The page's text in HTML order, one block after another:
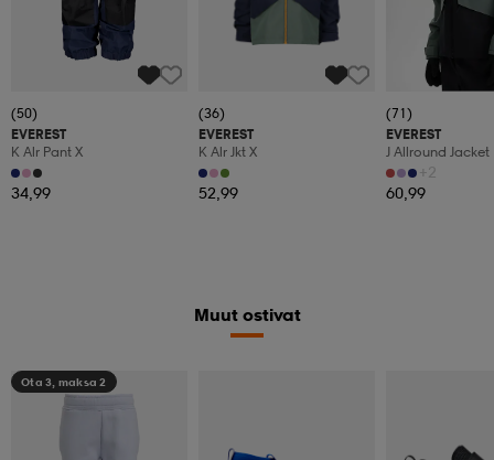
(50)
EVEREST
K Alr Pant X
34,99
(36)
EVEREST
K Alr Jkt X
52,99
(71)
EVEREST
J Allround Jacket
+2
60,99
Muut ostivat
Ota 3, maksa 2